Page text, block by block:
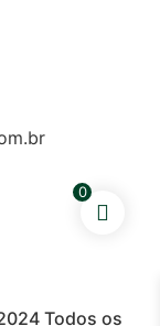
Todos os
0